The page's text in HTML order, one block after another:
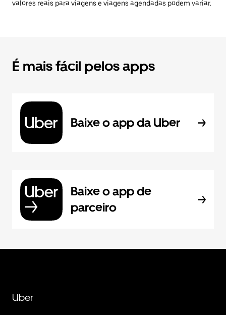
valores reais para viagens e viagens agendadas podem variar.
É mais fácil pelos apps
Baixe o app da Uber
Baixe o app de
parceiro
Uber